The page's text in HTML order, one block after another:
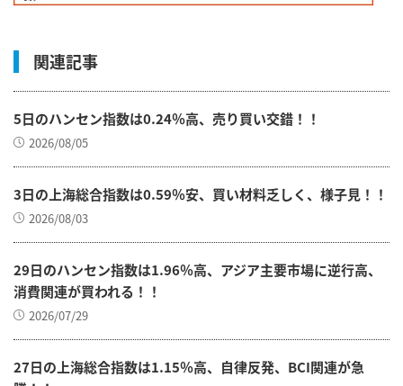
関連記事
5日のハンセン指数は0.24％高、売り買い交錯！！
2026/08/05
3日の上海総合指数は0.59％安、買い材料乏しく、様子見！！
2026/08/03
29日のハンセン指数は1.96％高、アジア主要市場に逆行高、
消費関連が買われる！！
2026/07/29
27日の上海総合指数は1.15％高、自律反発、BCI関連が急